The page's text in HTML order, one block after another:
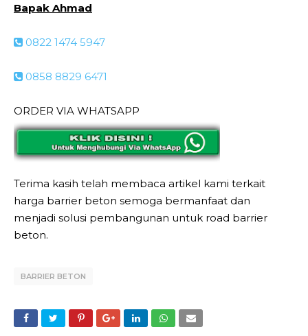
Bapak Ahmad
0822 1474 5947
0858 8829 6471
ORDER VIA WHATSAPP
Terima kasih telah membaca artikel kami terkait
harga barrier beton semoga bermanfaat dan
menjadi solusi pembangunan untuk road barrier
beton.
BARRIER BETON